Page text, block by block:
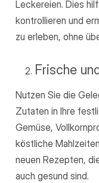
Leckereien. Dies
kontrollieren und
zu erleben, ohne
Frische
Nutzen Sie die
Zutaten in Ihre
Gemüse,
köstliche
neuen Rezepten,
auch gesund sind.